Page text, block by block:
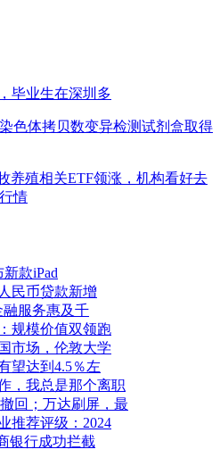
毕业生在深圳多
色体拷贝数变异检测试剂盒取得
养殖相关ETF领涨，机构看好去
情
款iPad
民币贷款新增
服务惠及千
规模价值双领跑
市场，伦敦大学
望达到4.5％左
，我总是那个离职
回；万达刷屏，最
推荐评级：2024
银行成功拦截